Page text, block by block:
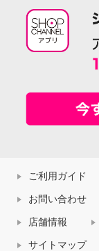
ご利用ガイド
お問い合わせ
店舗情報
サイトマップ